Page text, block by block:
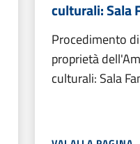
culturali: Sala
Procedimento
proprietà
culturali: Sala